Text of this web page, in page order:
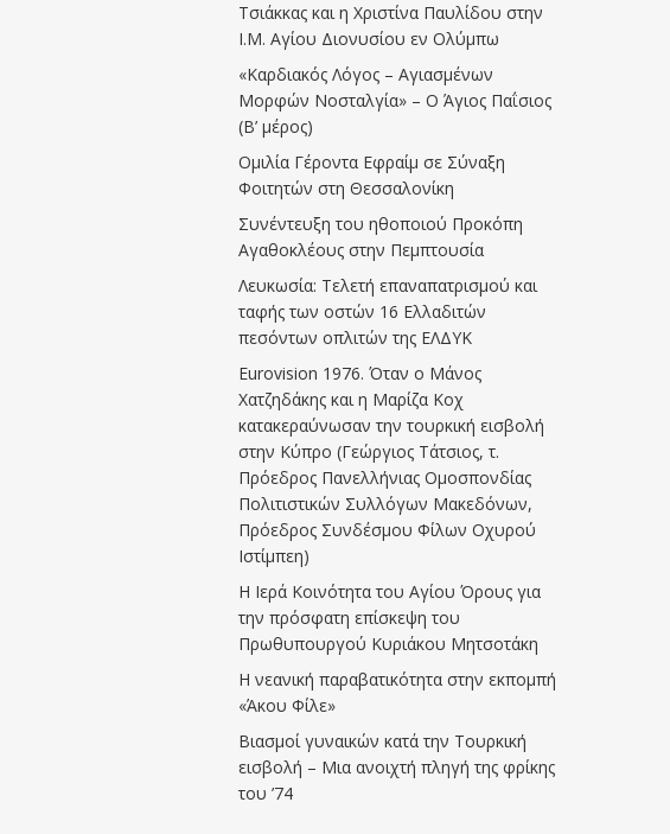
Τσιάκκας και η Χριστίνα Παυλίδου στην
Ι.Μ. Αγίου Διονυσίου εν Ολύμπω
«Καρδιακός Λόγος – Αγιασμένων
Μορφών Νοσταλγία» – Ο Άγιος Παΐσιος
(Β’ μέρος)
Ομιλία Γέροντα Εφραίμ σε Σύναξη
Φοιτητών στη Θεσσαλονίκη
Συνέντευξη του ηθοποιού Προκόπη
Αγαθοκλέους στην Πεμπτουσία
Λευκωσία: Τελετή επαναπατρισμού και
ταφής των οστών 16 Ελλαδιτών
πεσόντων οπλιτών της ΕΛΔΥΚ
Eurovision 1976. Όταν ο Μάνος
Χατζηδάκης και η Μαρίζα Κοχ
κατακεραύνωσαν την τουρκική εισβολή
στην Κύπρο (Γεώργιος Τάτσιος, τ.
Πρόεδρος Πανελλήνιας Ομοσπονδίας
Πολιτιστικών Συλλόγων Μακεδόνων,
Πρόεδρος Συνδέσμου Φίλων Οχυρού
Ιστίμπεη)
Η Ιερά Κοινότητα του Αγίου Όρους για
την πρόσφατη επίσκεψη του
Πρωθυπουργού Κυριάκου Μητσοτάκη
Η νεανική παραβατικότητα στην εκπομπή
«Άκου Φίλε»
Βιασμοί γυναικών κατά την Τουρκική
εισβολή – Μια ανοιχτή πληγή της φρίκης
του ’74